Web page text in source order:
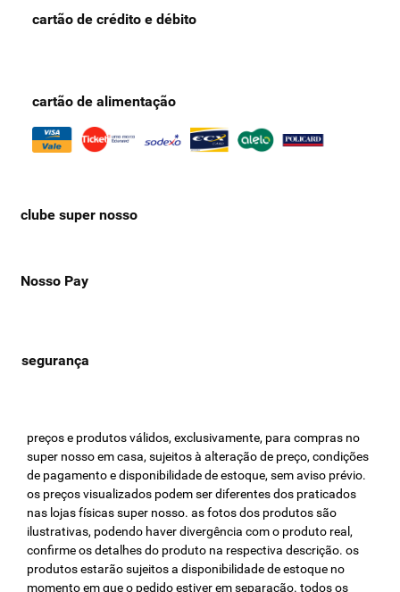
cartão de crédito e débito
cartão de alimentação
clube super nosso
Nosso Pay
preços e produtos válidos, exclusivamente, para compras no
super nosso em casa, sujeitos à alteração de preço, condições
de pagamento e disponibilidade de estoque, sem aviso prévio.
os preços visualizados podem ser diferentes dos praticados
nas lojas físicas super nosso. as fotos dos produtos são
ilustrativas, podendo haver divergência com o produto real,
confirme os detalhes do produto na respectiva descrição. os
produtos estarão sujeitos a disponibilidade de estoque no
momento em que o pedido estiver em separação. todos os